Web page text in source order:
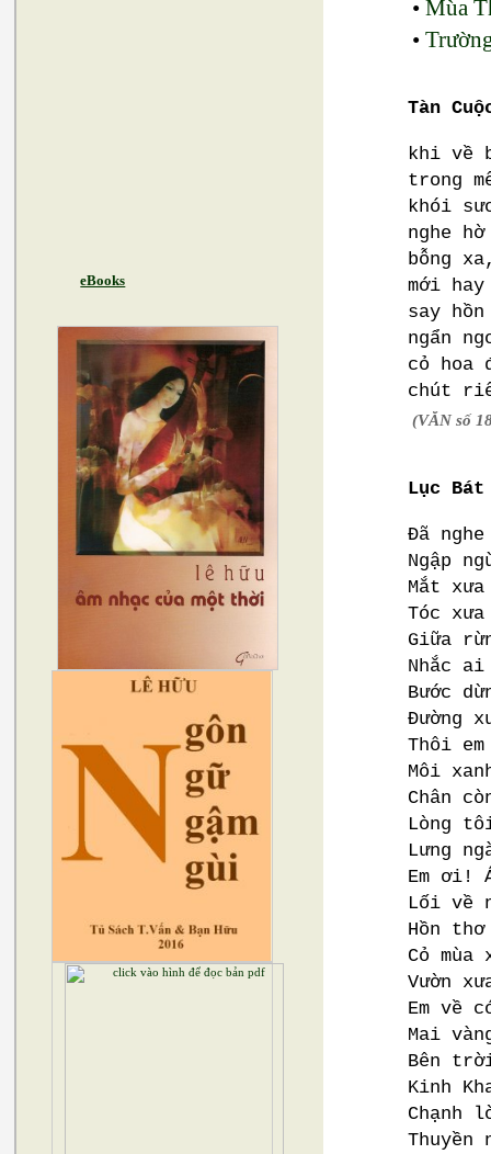
eBooks
•Mùa
•
Tàn
khi về
trong
khói
nghe
bỗng
mới
say
ngẩn
cỏ hoa
chút
(VĂN số
Lục Bát
Đã
Ngập
Mắt
Tóc
Giữa
Nhắc
Bước
Đường
Thôi
Môi
Chân
Lòng
Lưng
Em ơi!
Lối về
Hồn
Cỏ mùa
Vườn
Em về
Mai
Bên
Kinh
Chạnh